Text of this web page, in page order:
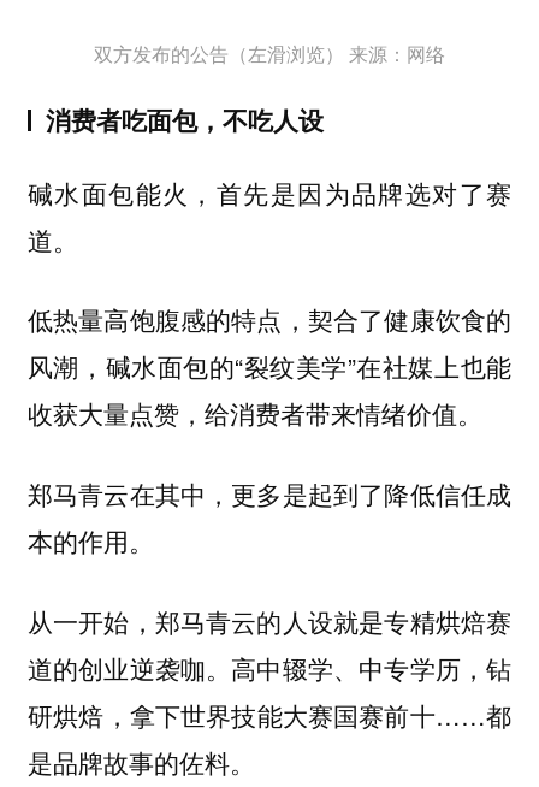
双方发布的公告（左滑浏览） 来源：网络
消费者吃面包，不吃人设
碱水面包能火，首先是因为品牌选对了赛
道。
低热量高饱腹感的特点，契合了健康饮食的
风潮，碱水面包的“裂纹美学”在社媒上也能
收获大量点赞，给消费者带来情绪价值。
郑马青云在其中，更多是起到了降低信任成
本的作用。
从一开始，郑马青云的人设就是专精烘焙赛
道的创业逆袭咖。高中辍学、中专学历，钻
研烘焙，拿下世界技能大赛国赛前十……都
是品牌故事的佐料。